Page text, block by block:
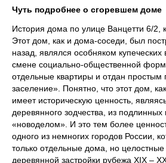
Чуть подробнее о сгоревшем доме
История дома по улице Ванцетти 6/2,
Этот дом, как и дома-соседи, был
назад, являлся особняком
смене социально-общественной
отдельные квартиры и отдан простым
заселение». Понятно, что этот дом,
имеет историческую ценность,
деревянного зодчества, из
«новоделом». И это тем более
одного из немногих городов России,
только отдельные дома, но
деревянной застройки рубежа ХIХ –